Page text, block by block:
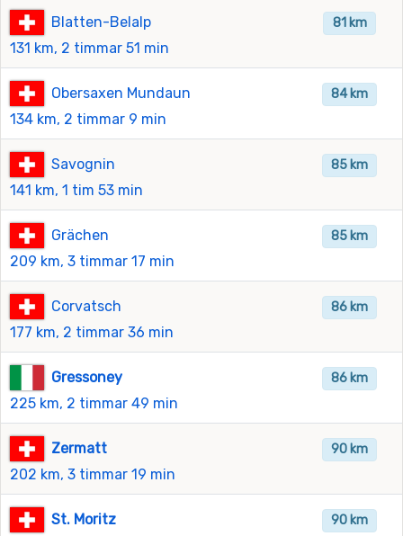
Blatten-Belalp
131 km, 2 timmar 51 min
81 km
Obersaxen Mundaun
134 km, 2 timmar 9 min
84 km
Savognin
141 km, 1 tim 53 min
85 km
Grächen
209 km, 3 timmar 17 min
85 km
Corvatsch
177 km, 2 timmar 36 min
86 km
Gressoney
225 km, 2 timmar 49 min
86 km
Zermatt
202 km, 3 timmar 19 min
90 km
St. Moritz
90 km